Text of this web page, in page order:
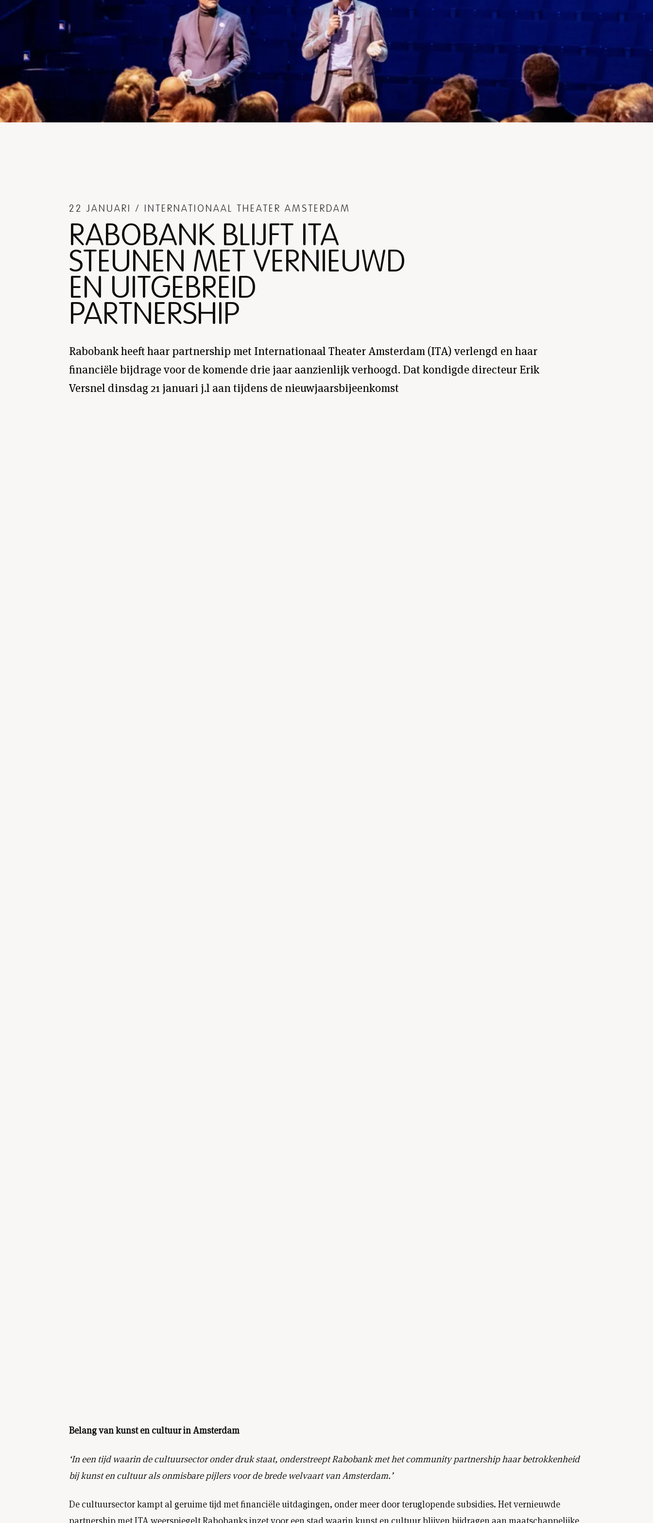
22 JANUARI / INTERNATIONAAL THEATER AMSTERDAM
RABOBANK BLIJFT ITA
STEUNEN MET VERNIEUWD
EN UITGEBREID
PARTNERSHIP
Rabobank heeft haar partnership met Internationaal Theater Amsterdam (ITA) verlengd en haar
financiële bijdrage voor de komende drie jaar aanzienlijk verhoogd. Dat kondigde directeur Erik
Versnel dinsdag 21 januari j.l aan tijdens de nieuwjaarsbijeenkomst
Belang van kunst en cultuur in Amsterdam
‘In een tijd waarin de cultuursector onder druk staat, onderstreept Rabobank met het community partnership haar betrokkenheid
bij kunst en cultuur als onmisbare pijlers voor de brede welvaart van Amsterdam.’
De cultuursector kampt al geruime tijd met financiële uitdagingen, onder meer door teruglopende subsidies. Het vernieuwde